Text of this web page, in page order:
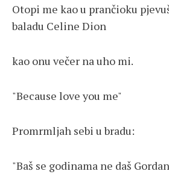
Otopi me kao u prančioku
baladu Celine Dion
kao onu večer na uho mi.
"Because love you me"
Promrmljah sebi u bradu:
"Baš se godinama ne daš